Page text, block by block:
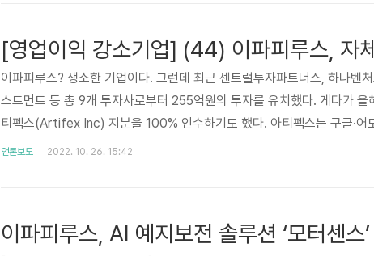
이파피루스? 생소한 기업이다. 그런데 최근 센트럴투자파트너스, 하나벤
스트먼트 등 총 9개 투자사로부터 255억원의 투자를 유치했다. 게다가 올
티펙스(Artifex Inc) 지분을 100% 인수하기도 했다. 아티펙스는 구글·어
린터 제조업체, 클라우드 서비스 기업에 전자 문서 소프트웨어 엔진 라이선
을..
언론보도 2022. 10. 26. 15:42
이파피루스, AI 예지보전 솔루션 ‘모터센스